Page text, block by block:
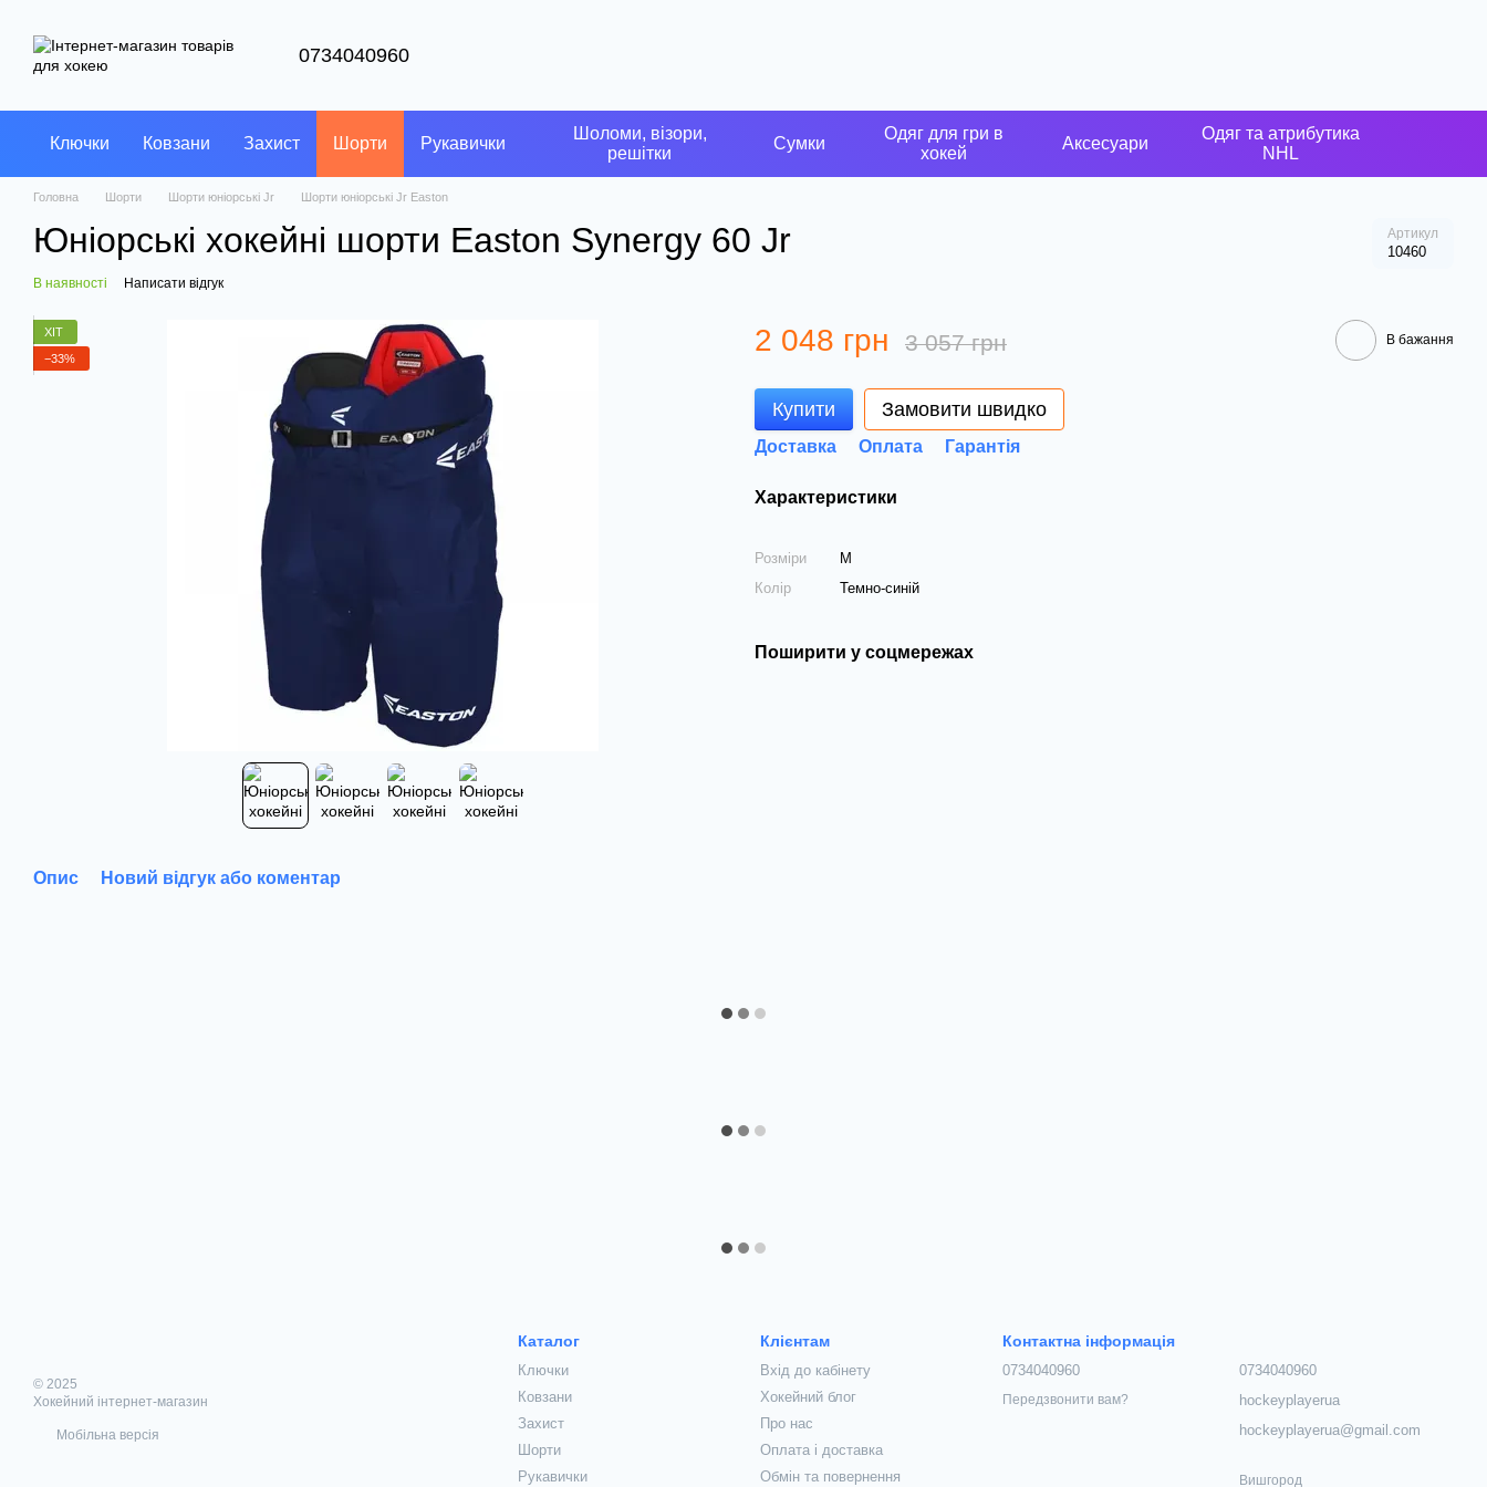
0734040960
Ключки Ковзани Захист Шорти Рукавички
Шоломи, візори,
решітки
Сумки
Одяг для гри в
хокей
Аксесуари
Одяг та атрибутика
NHL
Головна Шорти Шорти юніорські Jr Шорти юніорські Jr Easton
Юніорські хокейні шорти Easton Synergy 60 Jr Артикул
10460
В наявності Написати відгук
ХІТ
−33%
Опис Новий відгук або коментар
2 048 грн 3 057 грн В бажання
Купити Замовити швидко
Доставка Оплата Гарантія
Характеристики
Розміри
M
Колір
Темно-синій
Поширити у соцмережах
© 2025
Хокейний інтернет-магазин
Мобільна версія
Каталог
Ключки
Ковзани
Захист
Шорти
Рукавички
Клієнтам
Вхід до кабінету
Хокейний блог
Про нас
Оплата і доставка
Обмін та повернення
Контактна інформація
0734040960
Передзвонити вам?
0734040960
hockeyplayerua
hockeyplayerua@gmail.com
Вишгород